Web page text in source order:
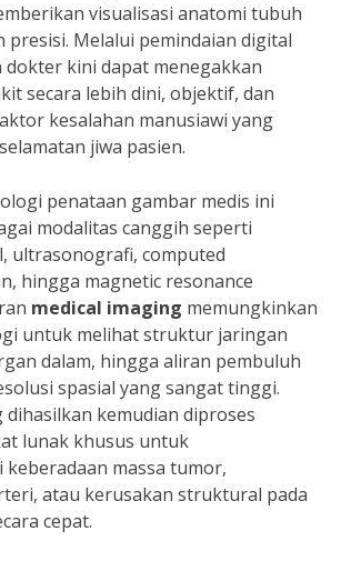
visualisasi anatomi tubuh
presisi. Melalui pemindaian digital
kini dapat menegakkan
secara lebih dini, objektif, dan
kesalahan manusiawi yang
jiwa pasien.
penataan gambar medis ini
modalitas canggih seperti
ultrasonografi, computed
hingga magnetic resonance
medical imaging memungkinkan
untuk melihat struktur jaringan
dalam, hingga aliran pembuluh
spasial yang sangat tinggi.
dihasilkan kemudian diproses
lunak khusus untuk
massa tumor,
atau kerusakan struktural pada
cepat.